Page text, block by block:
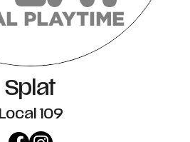
Splat
Local 109